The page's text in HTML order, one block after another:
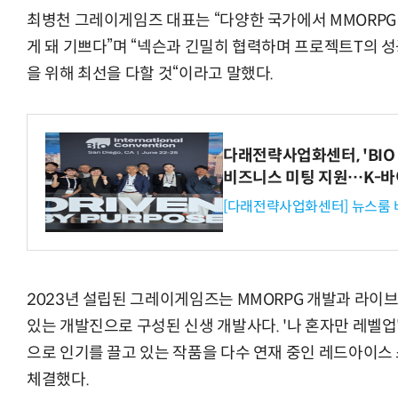
최병천 그레이게임즈 대표는 “다양한 국가에서
게 돼 기쁘다”며 “넥슨과 긴밀히 협력하며 프로젝트T의
을 위해 최선을 다할 것“이라고 말했다.
다래전략사업화센터,
비즈니스 미팅 지원…K-바
[다래전략사업화센터] 뉴스룸
2023년 설립된 그레이게임즈는 MMORPG 개발과 라이
있는 개발진으로 구성된 신생 개발사다. '나 혼자만 레벨
으로 인기를 끌고 있는 작품을 다수 연재 중인 레드아이
체결했다.